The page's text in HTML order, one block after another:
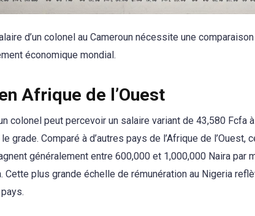
d’un colonel au Cameroun nécessite une
économique mondial.
Afrique de l’Ouest
colonel peut percevoir un salaire variant de 43,580
le grade. Comparé à d’autres pays de l’Afrique de
généralement entre 600,000 et 1,000,000 Naira par
Cette plus grande échelle de rémunération au Nigeria